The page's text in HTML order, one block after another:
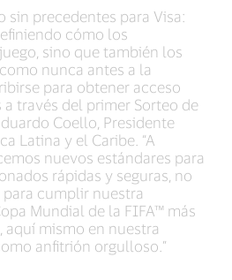
sin precedentes para Visa:
cómo los
sino que también los
nunca antes a la
para obtener acceso
través del primer Sorteo de
Coello, Presidente
Latina y el Caribe. “A
nuevos estándares para
rápidas y seguras, no
cumplir nuestra
Mundial de la FIFA™ más
aquí mismo en nuestra
anfitrión orgulloso.”